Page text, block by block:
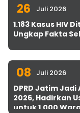
26 Juli 2026
1.183 Kasus HIV
Ungkap Fakta
08 Juli 2026
DPRD Jatim
2026, Hadirkan
untuk 1.000